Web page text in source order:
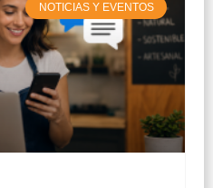
NOTICIAS Y EVENTOS